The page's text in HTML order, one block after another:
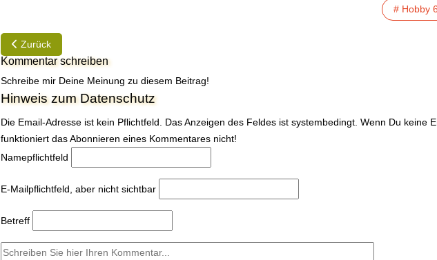
# Hobby
Vorheriger Beitrag: Die verwendeten Farben beim Hobby 600
Zurück
Kommentar schreiben
Schreibe mir Deine Meinung zu diesem Beitrag!
Hinweis zum Datenschutz
Die Email-Adresse ist kein Pflichtfeld. Das Anzeigen des Feldes ist systembedingt. Wenn Du keine
funktioniert das Abonnieren eines Kommentares nicht!
Namepflichtfeld
E-Mailpflichtfeld, aber nicht sichtbar
Betreff